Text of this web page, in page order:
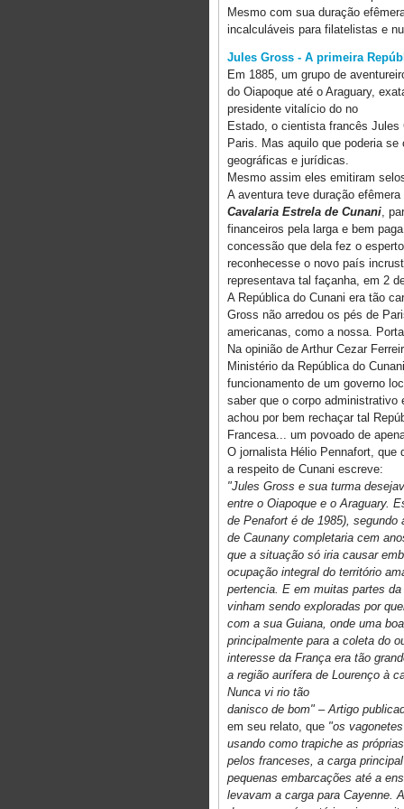
Mesmo com sua duração
incalculáveis para filatelistas e
Jules Gross - A primeira
Em 1885, um grupo de
do Oiapoque até o Araguary,
presidente vitalício do no
Estado, o cientista francês
Paris. Mas aquilo que poderia
geográficas e jurídicas.
Mesmo assim eles emitiram
A aventura teve duração
Cavalaria Estrela de Cunani,
financeiros pela larga e bem paga
concessão que dela fez o
reconhecesse o novo país
representava tal façanha, em 2
A República do Cunani era tão
Gross não arredou os pés de
americanas, como a nossa.
Na opinião de Arthur Cezar
Ministério da República do
funcionamento de um governo
saber que o corpo administrativo
achou por bem rechaçar tal
Francesa... um povoado de
O jornalista Hélio Pennafort, que
a respeito de Cunani escreve:
"Jules Gross e sua turma
entre o Oiapoque e o Araguary.
de Penafort é de 1985), segundo
de Caunany completaria cem
que a situação só iria causar
ocupação integral do território
pertencia. E em muitas partes
vinham sendo exploradas por
com a sua Guiana, onde uma
principalmente para a coleta do
interesse da França era tão
a região aurífera de Lourenço à
Nunca vi rio tão
danisco de bom" – Artigo
em seu relato, que "os
usando como trapiche as
pelos franceses, a carga
pequenas embarcações até a
levavam a carga para Cayenne.